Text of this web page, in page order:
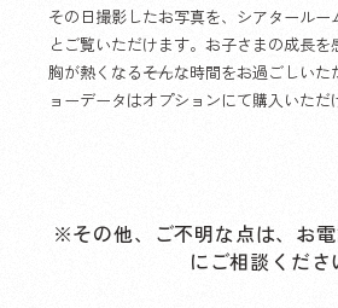
その日撮影したお写真を、シアタールー
とご覧いただけます。お子さまの成長
胸が熱くなる――そんな時間をお過ごしい
ョーデータはオプションにて購入いただ
※その他、ご不明な点は、お
にご相談くださ